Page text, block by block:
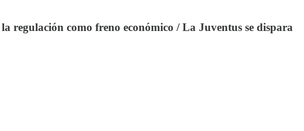
regulación como freno económico / La Juventus se dispara